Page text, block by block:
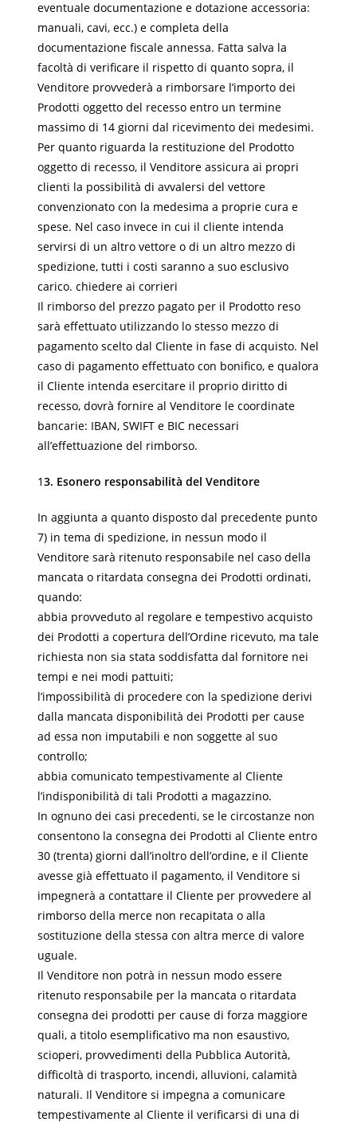
eventuale documentazione e dotazione accessoria:
manuali, cavi, ecc.) e completa della
documentazione fiscale annessa. Fatta salva la
facoltà di verificare il rispetto di quanto sopra, il
Venditore provvederà a rimborsare l’importo dei
Prodotti oggetto del recesso entro un termine
massimo di 14 giorni dal ricevimento dei medesimi.
Per quanto riguarda la restituzione del Prodotto
oggetto di recesso, il Venditore assicura ai propri
clienti la possibilità di avvalersi del vettore
convenzionato con la medesima a proprie cura e
spese. Nel caso invece in cui il cliente intenda
servirsi di un altro vettore o di un altro mezzo di
spedizione, tutti i costi saranno a suo esclusivo
carico. chiedere ai corrieri
Il rimborso del prezzo pagato per il Prodotto reso
sarà effettuato utilizzando lo stesso mezzo di
pagamento scelto dal Cliente in fase di acquisto. Nel
caso di pagamento effettuato con bonifico, e qualora
il Cliente intenda esercitare il proprio diritto di
recesso, dovrà fornire al Venditore le coordinate
bancarie: IBAN, SWIFT e BIC necessari
all’effettuazione del rimborso.
13. Esonero responsabilità del Venditore
In aggiunta a quanto disposto dal precedente punto
7) in tema di spedizione, in nessun modo il
Venditore sarà ritenuto responsabile nel caso della
mancata o ritardata consegna dei Prodotti ordinati,
quando:
abbia provveduto al regolare e tempestivo acquisto
dei Prodotti a copertura dell’Ordine ricevuto, ma tale
richiesta non sia stata soddisfatta dal fornitore nei
tempi e nei modi pattuiti;
l’impossibilità di procedere con la spedizione derivi
dalla mancata disponibilità dei Prodotti per cause
ad essa non imputabili e non soggette al suo
controllo;
abbia comunicato tempestivamente al Cliente
l’indisponibilità di tali Prodotti a magazzino.
In ognuno dei casi precedenti, se le circostanze non
consentono la consegna dei Prodotti al Cliente entro
30 (trenta) giorni dall’inoltro dell’ordine, e il Cliente
avesse già effettuato il pagamento, il Venditore si
impegnerà a contattare il Cliente per provvedere al
rimborso della merce non recapitata o alla
sostituzione della stessa con altra merce di valore
uguale.
Il Venditore non potrà in nessun modo essere
ritenuto responsabile per la mancata o ritardata
consegna dei prodotti per cause di forza maggiore
quali, a titolo esemplificativo ma non esaustivo,
scioperi, provvedimenti della Pubblica Autorità,
difficoltà di trasporto, incendi, alluvioni, calamità
naturali. Il Venditore si impegna a comunicare
tempestivamente al Cliente il verificarsi di una di